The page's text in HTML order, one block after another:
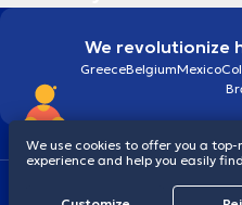
We revolutionize
GreeceBelgiumMexico
Cookies
We use cookies to offer you a
experience and help you easily